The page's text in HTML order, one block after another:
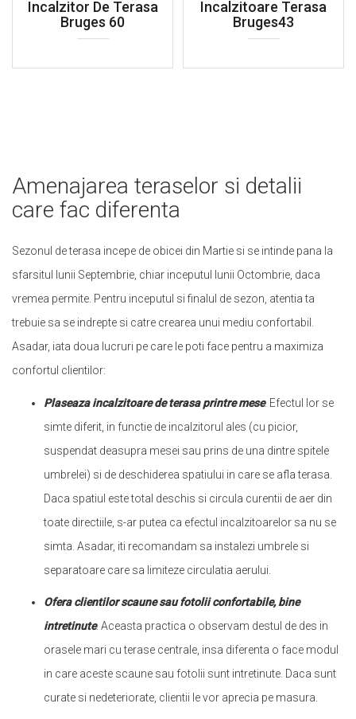
Amenajarea teraselor si detalii
care fac diferenta
Sezonul de terasa incepe de obicei din Martie si se intinde pana la
sfarsitul lunii Septembrie, chiar inceputul lunii Octombrie, daca
vremea permite. Pentru inceputul si finalul de sezon, atentia ta
trebuie sa se indrepte si catre crearea unui mediu confortabil.
Asadar, iata doua lucruri pe care le poti face pentru a maximiza
confortul clientilor:
Plaseaza incalzitoare de terasa printre mese. Efectul lor se
simte diferit, in functie de incalzitorul ales (cu picior,
suspendat deasupra mesei sau prins de una dintre spitele
umbrelei) si de deschiderea spatiului in care se afla terasa.
Daca spatiul este total deschis si circula curentii de aer din
toate directiile, s-ar putea ca efectul incalzitoarelor sa nu se
simta. Asadar, iti recomandam sa instalezi umbrele si
separatoare care sa limiteze circulatia aerului.
Ofera clientilor scaune sau fotolii confortabile, bine
intretinute. Aceasta practica o observam destul de des in
orasele mari cu terase centrale, insa diferenta o face modul
in care aceste scaune sau fotolii sunt intretinute. Daca sunt
curate si nedeteriorate, clientii le vor aprecia pe masura.
Incalzitor De Terasa
Bruges 60
Incalzitoare Terasa
Bruges43